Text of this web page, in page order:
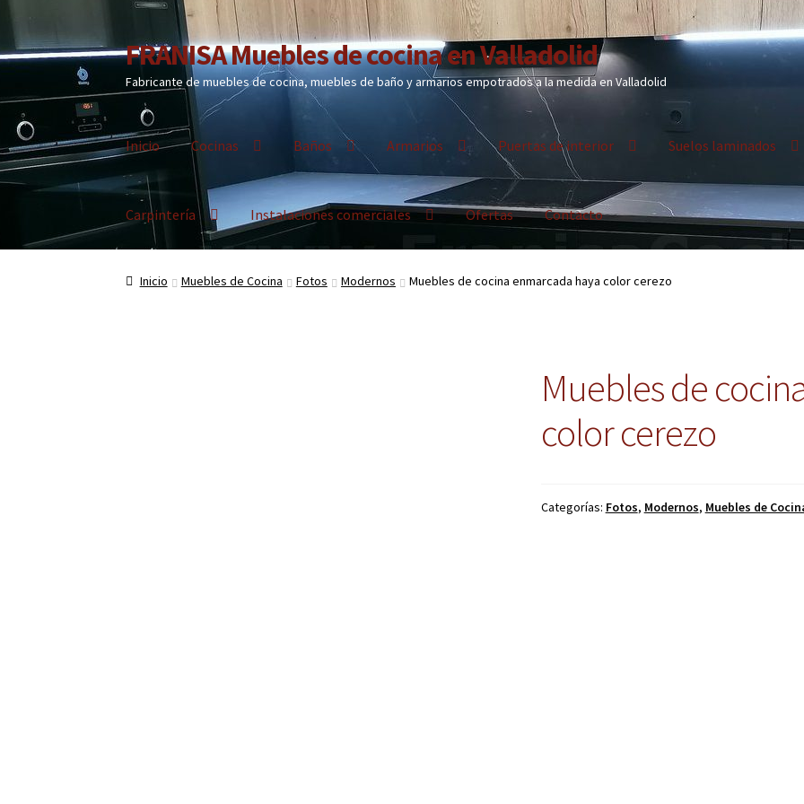
Ir
a
la
navegación
Ir
al
contenido
FRANISA Muebles de cocina en Valladolid
Fabricante de muebles de cocina, muebles de baño y armarios empotrados a la medida en Valladolid
Inicio Cocinas Baños Armarios Puertas de interior Suelos laminados
Carpintería Instalaciones comerciales Ofertas Contacto
Inicio Muebles de Cocina Fotos Modernos Muebles de cocina enmarcada haya color cerezo
Muebles de
color cerezo
Categorías: Fotos, Modernos, Muebles de